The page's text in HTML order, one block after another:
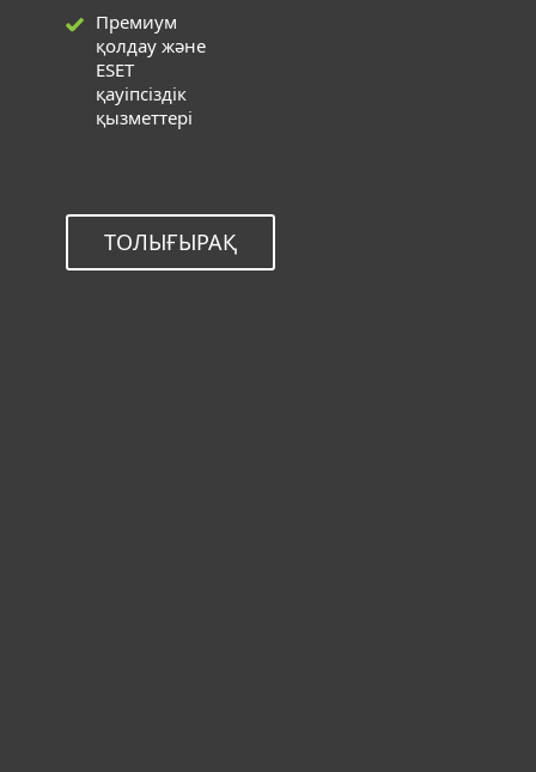
Премиум
қолдау және
ESET
қауіпсіздік
қызметтері
ТОЛЫҒЫРАҚ